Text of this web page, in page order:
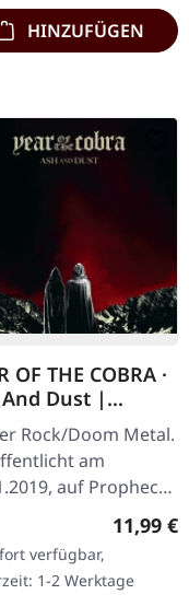
HINZUFÜGEN
OF THE COBRA ·
Dust |
CD
Rock/Doom Metal.
am
auf Prophecy
CD im
Die Stoner-
Sensation aus
Year Of The…
11,99 €
verfügbar,
1-2 Werktage